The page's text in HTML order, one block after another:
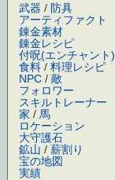
武器 / 防具
アーティファクト
錬金素材
錬金レシピ
付呪(エンチャント)
食料 /料理レシピ
NPC /敵
フォロワー
スキルトレーナー
家 / 馬
ロケーション
大守護石
鉱山 /薪割り
宝の地図
実績